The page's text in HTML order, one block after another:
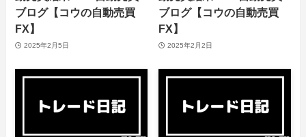
ブログ【コウの自動売買
FX】
2025年2月5日
ブログ【コウの自動売買
FX】
2025年2月2日